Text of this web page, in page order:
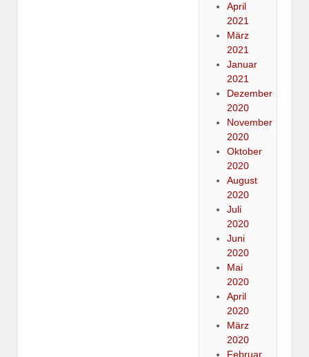
April
2021
März
2021
Januar
2021
Dezember
2020
November
2020
Oktober
2020
August
2020
Juli
2020
Juni
2020
Mai
2020
April
2020
März
2020
Februar